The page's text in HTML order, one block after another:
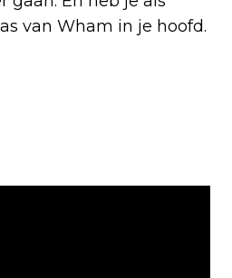
van Wham in je hoofd.